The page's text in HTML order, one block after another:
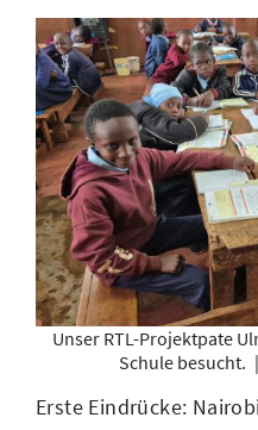
Unser RTL-Projektpate
Schule besucht. |
Erste Eindrücke: